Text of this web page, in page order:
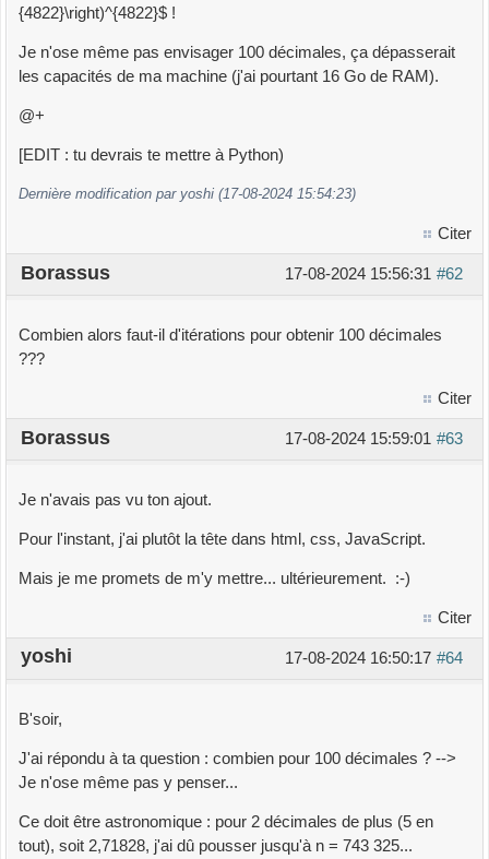
{4822}\right)^{4822}$ !
Je n'ose même pas envisager 100 décimales, ça dépasserait
les capacités de ma machine (j'ai pourtant 16 Go de RAM).
@+
[EDIT : tu devrais te mettre à Python)
Dernière modification par yoshi (17-08-2024 15:54:23)
Citer
#62
17-08-2024 15:56:31
Borassus
Combien alors faut-il d'itérations pour obtenir 100 décimales
???
Citer
#63
17-08-2024 15:59:01
Borassus
Je n'avais pas vu ton ajout.
Pour l'instant, j'ai plutôt la tête dans html, css, JavaScript.
Mais je me promets de m'y mettre... ultérieurement. :-)
Citer
#64
17-08-2024 16:50:17
yoshi
B'soir,
J'ai répondu à ta question : combien pour 100 décimales ? -->
Je n'ose même pas y penser...
Ce doit être astronomique : pour 2 décimales de plus (5 en
tout), soit 2,71828, j'ai dû pousser jusqu'à n = 743 325...